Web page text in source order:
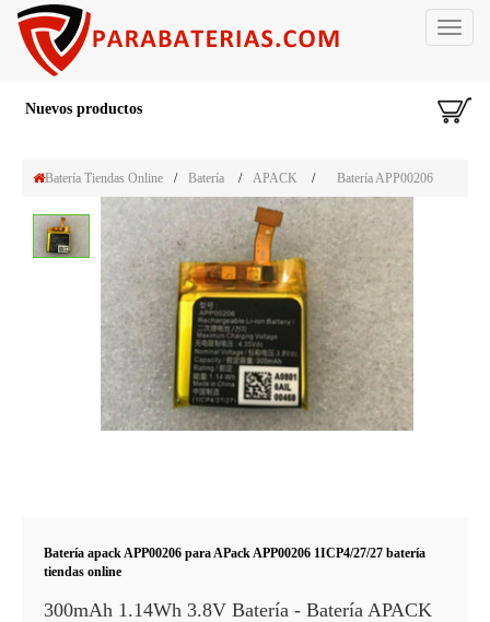
Toggle
Nuevos productos
Batería Tiendas Online / Batería / APACK / Batería APP00206
Batería apack APP00206 para APack APP00206 1ICP4/27/27 batería
tiendas online
300mAh 1.14Wh 3.8V Batería - Batería APACK